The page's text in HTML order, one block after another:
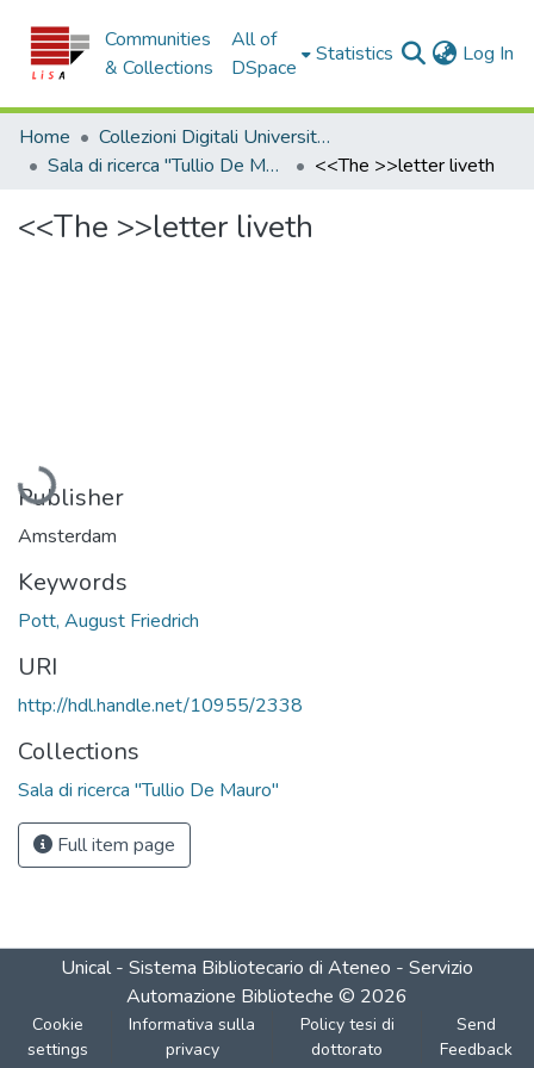
Communities
& Collections
All of
DSpace
Statistics Log In
Home
Collezioni Digitali Università della Calabria
Sala di ricerca "Tullio De Mauro"
<<The >>letter liveth
<<The >>letter liveth
Loading...
Publisher
Amsterdam
Keywords
Pott, August Friedrich
URI
http://hdl.handle.net/10955/2338
Collections
Sala di ricerca "Tullio De Mauro"
Full item page
Unical - Sistema Bibliotecario di Ateneo - Servizio
Automazione Biblioteche © 2026
Cookie
settings
Informativa sulla
privacy
Policy tesi di
dottorato
Send
Feedback